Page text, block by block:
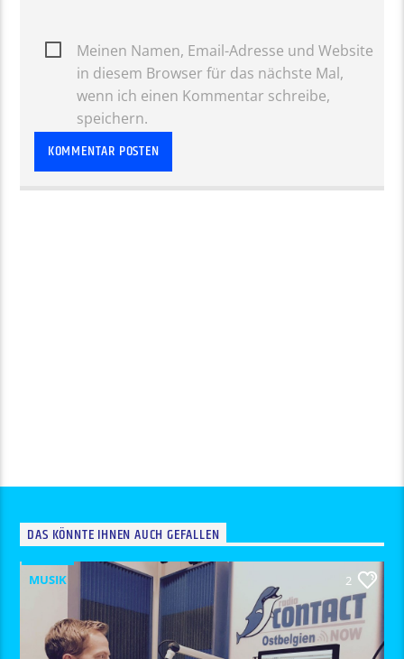
Meinen Namen, Email-Adresse und Website
in diesem Browser für das nächste Mal,
wenn ich einen Kommentar schreibe,
speichern.
DAS KÖNNTE IHNEN AUCH GEFALLEN
MUSIK 2